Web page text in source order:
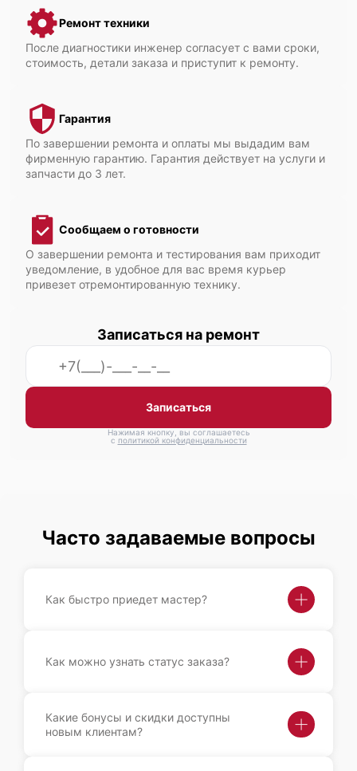
Ремонт техники
После диагностики инженер согласует с вами сроки,
стоимость, детали заказа и приступит к ремонту.
Гарантия
По завершении ремонта и оплаты мы выдадим вам
фирменную гарантию. Гарантия действует на услуги и
запчасти до 3 лет.
Сообщаем о готовности
О завершении ремонта и тестирования вам приходит
уведомление, в удобное для вас время курьер
привезет отремонтированную технику.
Записаться на ремонт
Записаться
Нажимая кнопку, вы соглашаетесь
с политикой конфиденциальности
Часто задаваемые вопросы
Как быстро приедет мастер?
Как можно узнать статус заказа?
Какие бонусы и скидки доступны
новым клиентам?